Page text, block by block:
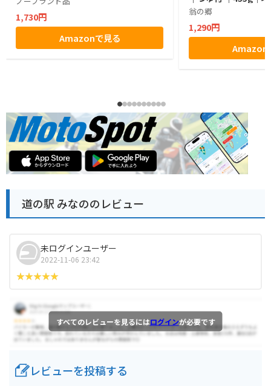
1,730円
Amazonで見る
翁の郷
1,290円
Amazon
道の駅 みなののレビュー
未ログインユーザー
2022-11-06 23:42
すべてのレビューを見るにはログインが必要です
レビューを投稿する